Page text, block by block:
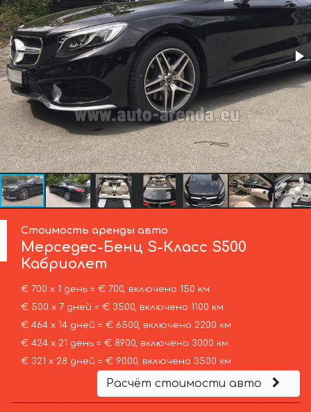
Стоимость аренды авто
Мерседес-Бенц S-Класс S500
Кабриолет
€ 700 х 1 день = € 700, включено 150 км
€ 500 х 7 дней = € 3500, включено 1100 км
€ 464 х 14 дней = € 6500, включено 2200 км
€ 424 х 21 день = € 8900, включено 3000 км
€ 321 х 28 дней = € 9000, включено 3500 км
Расчёт стоимости авто